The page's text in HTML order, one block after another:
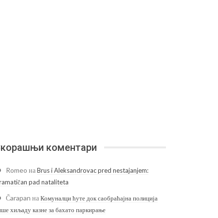
коментари
Romeo наBrus i Aleksandrovac pred nestajanjem:
pad nataliteta
Čarapan наКомуналци ћуте док саобраћајна полиција
хиљаду казне за бахато паркирање